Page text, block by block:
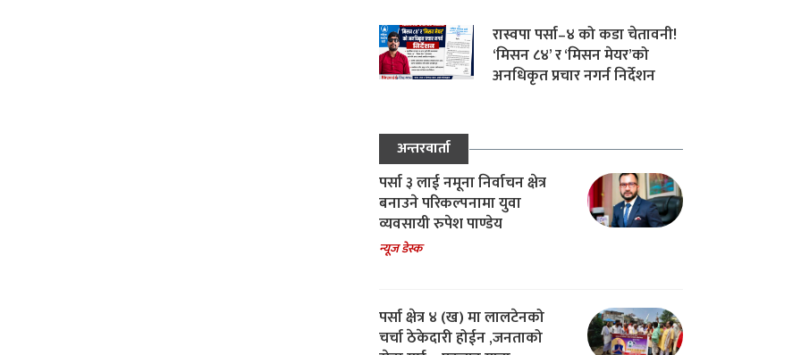
रास्वपा पर्सा–४ को कडा चेतावनी!
‘मिसन ८४’ र ‘मिसन मेयर’को
अनधिकृत प्रचार नगर्न निर्देशन
अन्तरवार्ता
पर्सा ३ लाई नमूना निर्वाचन क्षेत्र
बनाउने परिकल्पनामा युवा
व्यवसायी रुपेश पाण्डेय
न्यूज डेस्क
पर्सा क्षेत्र ४ (ख) मा लालटेनको
चर्चा ठेकेदारी होईन ,जनताको